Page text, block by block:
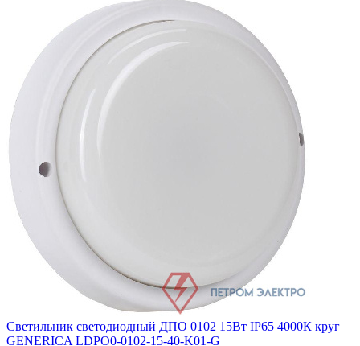
Светильник светодиодный ДПО 0102 15Вт IP65 4000К круг
GENERICA LDPO0-0102-15-40-K01-G